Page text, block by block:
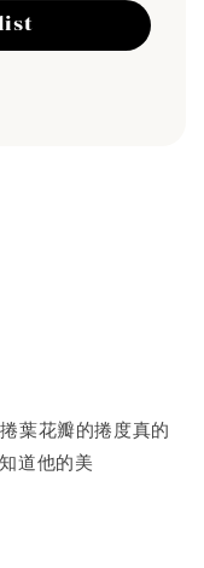
葉花瓣的捲度真的
道他的美